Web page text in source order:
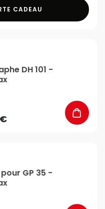
CADEAU
DH 101 -
GP 35 -